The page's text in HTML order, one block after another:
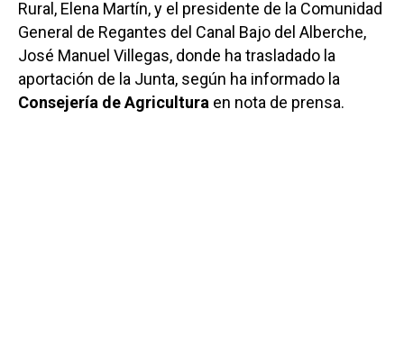
Rural, Elena Martín, y el presidente de la Comunidad
General de Regantes del Canal Bajo del Alberche,
José Manuel Villegas, donde ha trasladado la
aportación de la Junta, según ha informado la
Consejería de Agricultura en nota de prensa.